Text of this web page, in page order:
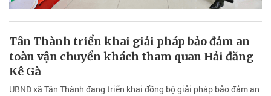
Tân Thành triển khai giải pháp bảo đảm an
toàn vận chuyển khách tham quan Hải đăng
Kê Gà
UBND xã Tân Thành đang triển khai đồng bộ giải pháp bảo đảm an